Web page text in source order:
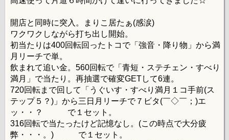
開店と同時に突入。まりこ居たぁ(感涙)
ワクワクしながら打ち出し開始。
初当たりは400回転回ったトコで「強音・降り物」から満
月リーチで単。
飲まれて追い金。560回転で「青短・ステチェン・すべり
満月」で当たり。再抽選で確変GETして6連。
720回転まで回して「うぐいす・すべり満月１コ手前(ス
テップ５？)」から三日月リーチで７ビタ(￣◇￣；)エ
ッ・・？ で１セット。
316回転で当たったけど記憶なし。(この時点で大分疲
弊・・・。) で１セット。